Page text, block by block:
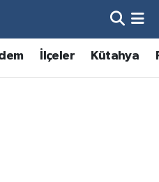
İlçeler Kütahya
ve Fikstür